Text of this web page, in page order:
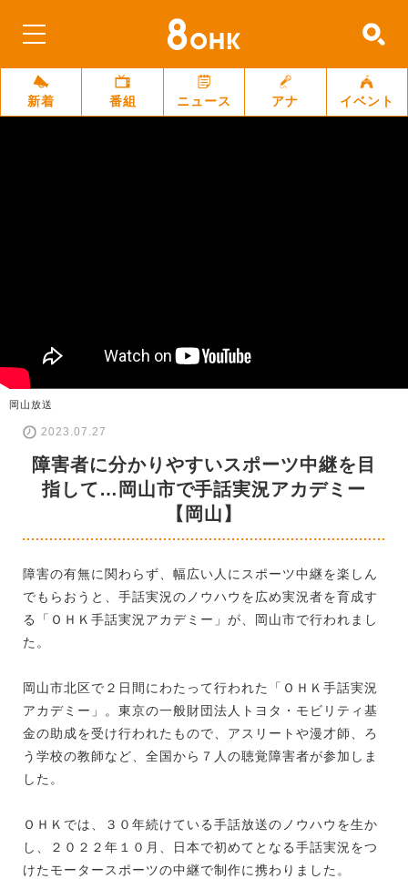
新着 番組 ニュース アナ イベント
岡山放送
2023.07.27
障害者に分かりやすいスポーツ中継を目
指して…岡山市で手話実況アカデミー
【岡山】
障害の有無に関わらず、幅広い人にスポーツ中継を楽しん
でもらおうと、手話実況のノウハウを広め実況者を育成す
る「ＯＨＫ手話実況アカデミー」が、岡山市で行われまし
た。
岡山市北区で２日間にわたって行われた「ＯＨＫ手話実況
アカデミー」。東京の一般財団法人トヨタ・モビリティ基
金の助成を受け行われたもので、アスリートや漫才師、ろ
う学校の教師など、全国から７人の聴覚障害者が参加しま
した。
ＯＨＫでは、３０年続けている手話放送のノウハウを生か
し、２０２２年１０月、日本で初めてとなる手話実況をつ
けたモータースポーツの中継で制作に携わりました。